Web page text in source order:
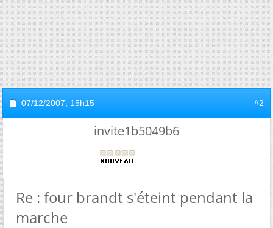
07/12/2007, 15h15 #2
invite1b5049b6
Re : four brandt s'éteint pendant la
marche